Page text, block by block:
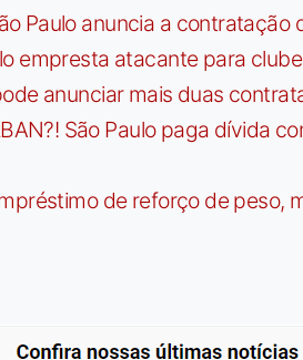
Paulo anuncia a
empresta atacante para
anunciar mais duas
São Paulo paga dívida
de reforço de peso,